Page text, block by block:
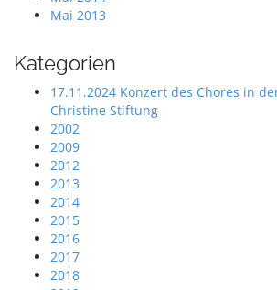
Mai 2013
Kategorien
17.11.2024 Konzert des Chores in
Christine Stiftung
2002
2009
2012
2013
2014
2015
2016
2017
2018